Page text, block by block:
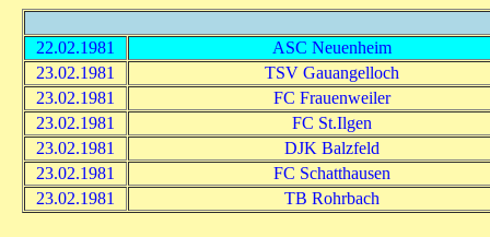
22.02.1981
ASC Neuenheim
23.02.1981
TSV Gauangelloch
23.02.1981
FC Frauenweiler
23.02.1981
FC St.Ilgen
23.02.1981
DJK Balzfeld
23.02.1981
FC Schatthausen
23.02.1981
TB Rohrbach